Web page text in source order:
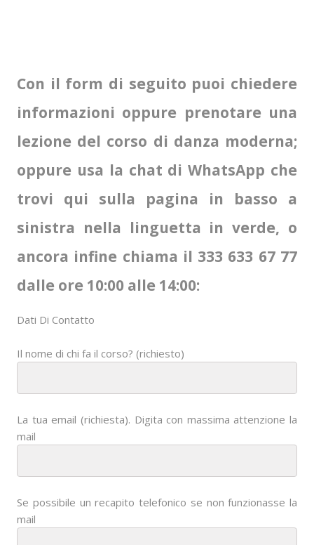
Con il form di seguito puoi chiedere
informazioni oppure prenotare una
lezione del corso di danza moderna;
oppure usa la chat di WhatsApp che
trovi qui sulla pagina in basso a
sinistra nella linguetta in verde, o
ancora infine chiama il 333 633 67 77
dalle ore 10:00 alle 14:00:
Dati Di Contatto
Il nome di chi fa il corso? (richiesto)
La tua email (richiesta). Digita con massima attenzione la
mail
Se possibile un recapito telefonico se non funzionasse la
mail